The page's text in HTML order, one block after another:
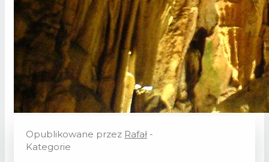
Opublikowane przez Rafał -
Kategorie